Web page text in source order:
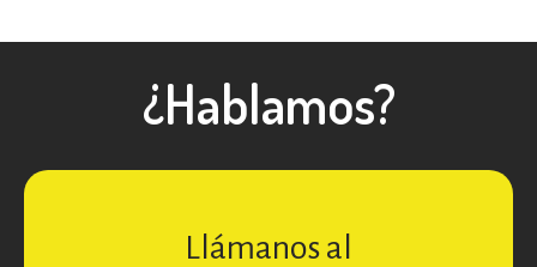
¿Hablamos?
Llámanos al